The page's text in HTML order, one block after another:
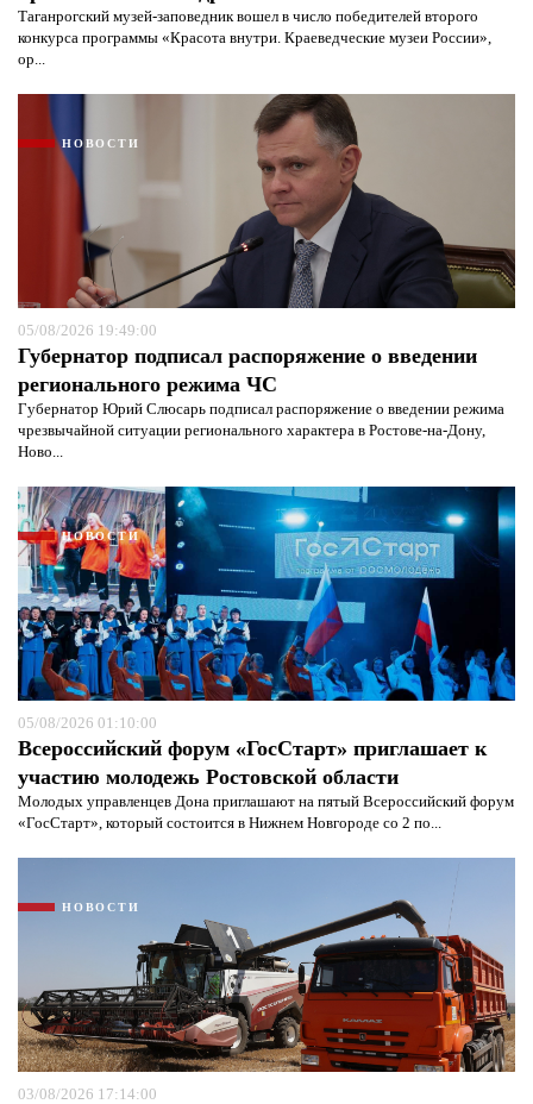
Таганрогский музей-заповедник вошел в число победителей второго
конкурса программы «Красота внутри. Краеведческие музеи России»,
ор...
НОВОСТИ
05/08/2026 19:49:00
Губернатор подписал распоряжение о введении
регионального режима ЧС
Губернатор Юрий Слюсарь подписал распоряжение о введении режима
чрезвычайной ситуации регионального характера в Ростове-на-Дону,
Ново...
НОВОСТИ
05/08/2026 01:10:00
Всероссийский форум «ГосСтарт» приглашает к
участию молодежь Ростовской области
Молодых управленцев Дона приглашают на пятый Всероссийский форум
«ГосСтарт», который состоится в Нижнем Новгороде со 2 по...
НОВОСТИ
03/08/2026 17:14:00